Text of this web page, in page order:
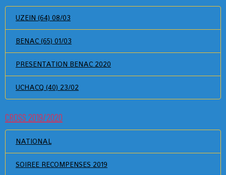
UZEIN (64) 08/03
BENAC (65) 01/03
PRESENTATION BENAC 2020
UCHACQ (40) 23/02
CROSS 2019/2020
NATIONAL
SOIREE RECOMPENSES 2019